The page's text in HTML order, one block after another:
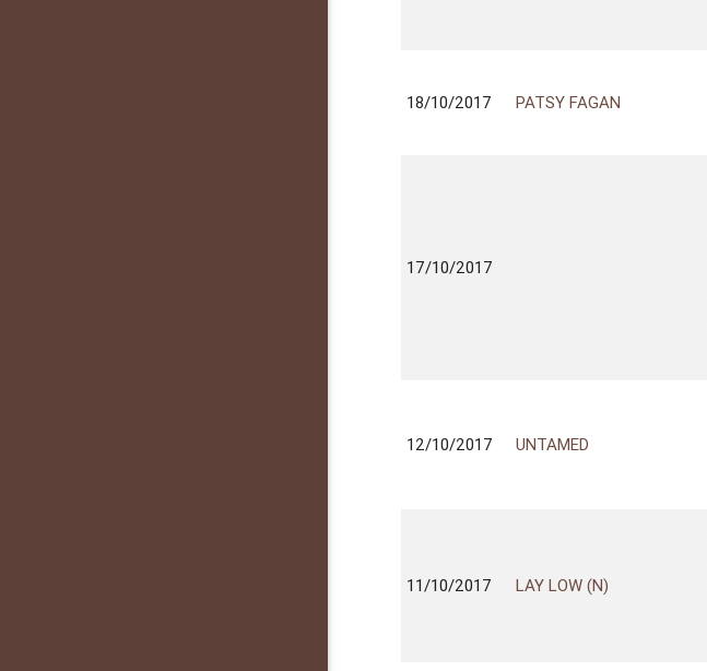
18/10/2017 PATSY FAGAN
17/10/2017
12/10/2017 UNTAMED
11/10/2017 LAY LOW (N)